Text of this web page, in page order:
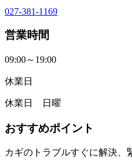
027-381-1169
営業時間
09:00～19:00
休業日
休業日 日曜
おすすめポイント
カギのトラブルすぐに解決、